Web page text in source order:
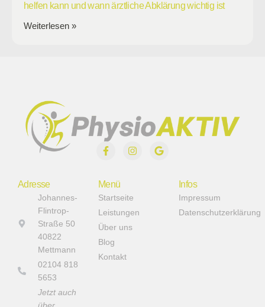
helfen kann und wann ärztliche Abklärung wichtig ist
Weiterlesen »
Adresse
Johannes-
Flintrop-
Straße 50
40822
Mettmann
02104 818
5653
Jetzt auch
Menü
Startseite
Leistungen
Über uns
Blog
Kontakt
Infos
Impressum
Datenschutzerklärung